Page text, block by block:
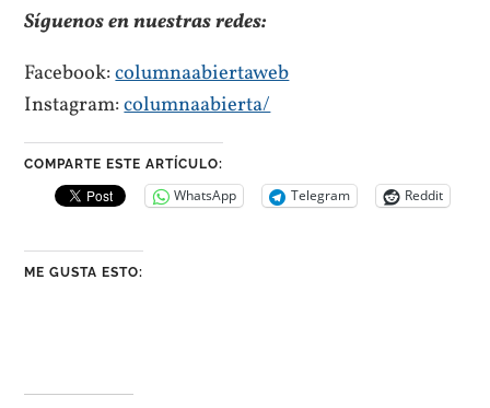
Síguenos en nuestras redes:
Facebook:columnaabiertaweb
Instagram:columnaabierta/
COMPARTE ESTE ARTÍCULO:
WhatsApp Telegram Reddit
ME GUSTA ESTO: